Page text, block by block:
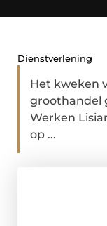
Dienstverlening
Het kweken
groothandel
Werken
op ...